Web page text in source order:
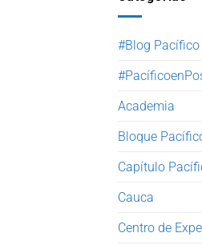
#Blog Pacífico
Academia
Bloque
Capítulo
Cauca
Centro de